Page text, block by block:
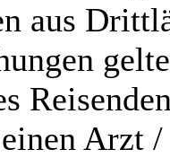
aus
Arzt